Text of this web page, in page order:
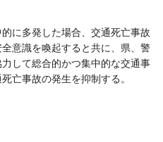
に多発した場合、交通死亡事故
意識を喚起すると共に、県、警
して総合的かつ集中的な交通事
亡事故の発生を抑制する。